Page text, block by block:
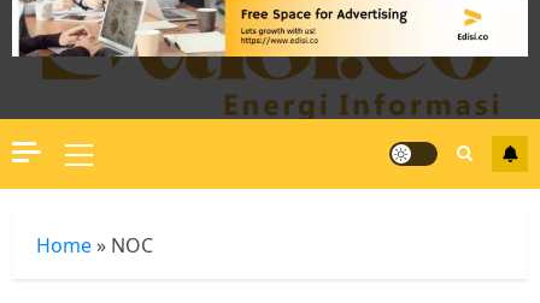
Primary
Menu
Home » NOC